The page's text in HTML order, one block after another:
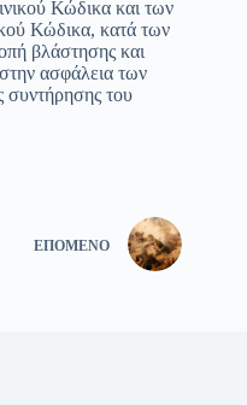
Κώδικα και των
Κώδικα, κατά των
βλάστησης και
ασφάλεια των
συντήρησης του
ΕΠΌΜΕΝΟ